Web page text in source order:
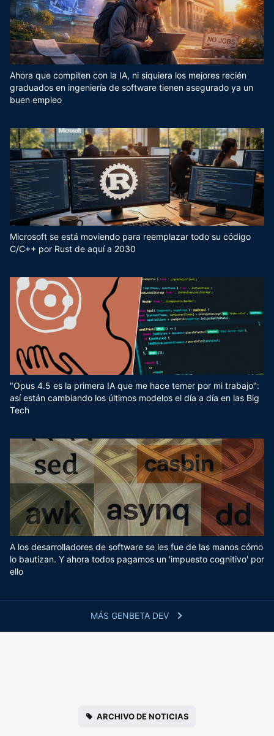
MÁS GENBETA DEV
Ahora que compiten con la IA, ni siquiera los mejores recién
graduados en ingeniería de software tienen asegurado ya un
buen empleo
Microsoft se está moviendo para reemplazar todo su código
C/C++ por Rust de aquí a 2030
"Opus 4.5 es la primera IA que me hace temer por mi trabajo":
así están cambiando los últimos modelos el día a día en las Big
Tech
A los desarrolladores de software se les fue de las manos cómo
lo bautizan. Y ahora todos pagamos un 'impuesto cognitivo' por
ello
ARCHIVO DE NOTICIAS